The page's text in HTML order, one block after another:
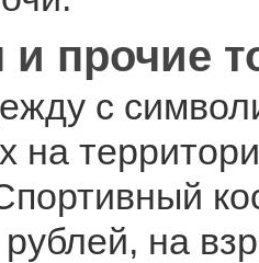
прочие
с
на
на